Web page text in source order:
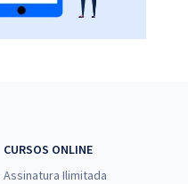
CURSOS ONLINE
Assinatura Ilimitada